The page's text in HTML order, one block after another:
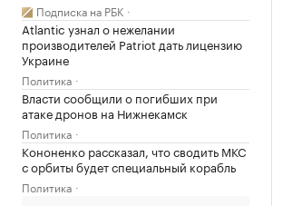
Подписка на РБК
Atlantic узнал о нежелании
производителей Patriot дать лицензию
Украине
Политика
Власти сообщили о погибших при
атаке дронов на Нижнекамск
Политика
Кононенко рассказал, что сводить МКС
с орбиты будет специальный корабль
Политика